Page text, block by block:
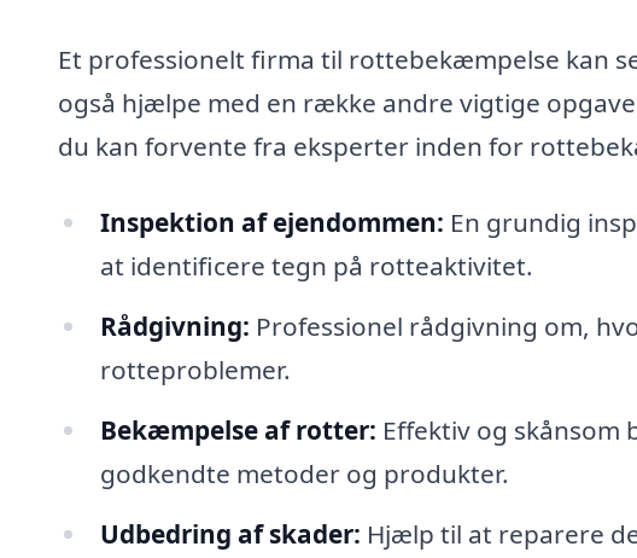
Et professionelt firma til rottebekæmpelse kan
også hjælpe med en række andre vigtige
du kan forvente fra eksperter inden for
Inspektion af ejendommen: En grundig
at identificere tegn på rotteaktivitet.
Rådgivning: Professionel rådgivning om,
rotteproblemer.
Bekæmpelse af rotter: Effektiv og
godkendte metoder og produkter.
Udbedring af skader: Hjælp til at reparere